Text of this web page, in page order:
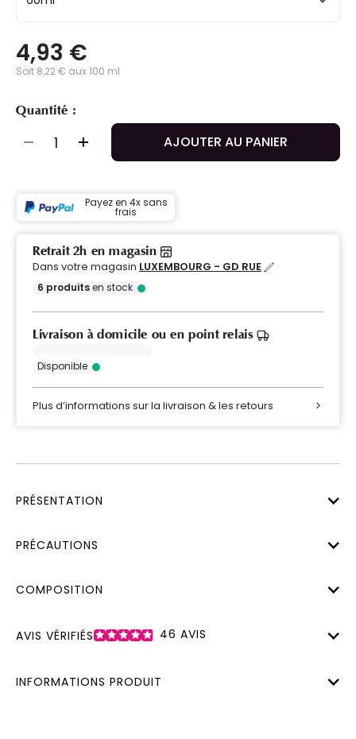
4,93 €
Soit 8,22 € aux 100 ml
Quantité :
AJOUTER AU PANIER
Payez en 4x sans
frais
Retrait 2h en magasin
Dans votre magasin LUXEMBOURG - GD RUE
6 produitsen stock
Livraison à domicile ou en point relais
Disponible
Plus d’informations sur la livraison & les retours
PRÉSENTATION
PRÉCAUTIONS
COMPOSITION
AVIS VÉRIFIÉS 46 AVIS
INFORMATIONS PRODUIT